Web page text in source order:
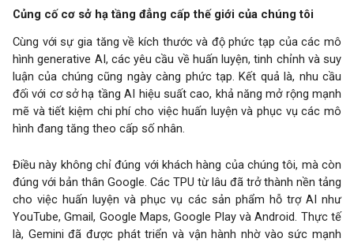
Củng cố cơ sở hạ tầng đẳng cấp thế giới của chúng tôi
Cùng với sự gia tăng về kích thước và độ phức tạp của các mô
hình generative AI, các yêu cầu về huấn luyện, tinh chỉnh và suy
luận của chúng cũng ngày càng phức tạp. Kết quả là, nhu cầu
đối với cơ sở hạ tầng AI hiệu suất cao, khả năng mở rộng mạnh
mẽ và tiết kiệm chi phí cho việc huấn luyện và phục vụ các mô
hình đang tăng theo cấp số nhân.
Điều này không chỉ đúng với khách hàng của chúng tôi, mà còn
đúng với bản thân Google. Các TPU từ lâu đã trở thành nền tảng
cho việc huấn luyện và phục vụ các sản phẩm hỗ trợ AI như
YouTube, Gmail, Google Maps, Google Play và Android. Thực tế
là, Gemini đã được phát triển và vận hành nhờ vào sức mạnh